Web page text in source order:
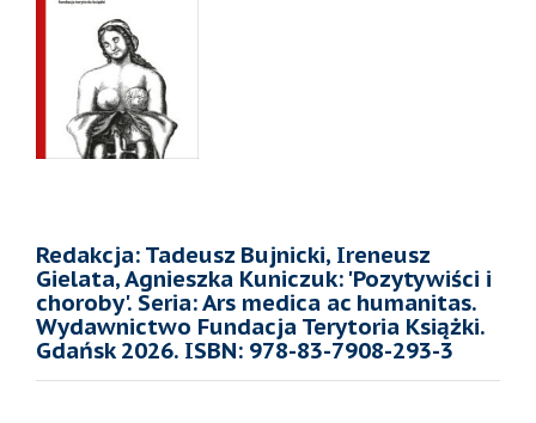
Redakcja: Tadeusz Bujnicki, Ireneusz
Gielata, Agnieszka Kuniczuk: 'Pozytywiści i
choroby'. Seria: Ars medica ac humanitas.
Wydawnictwo Fundacja Terytoria Książki.
Gdańsk 2026. ISBN: 978-83-7908-293-3